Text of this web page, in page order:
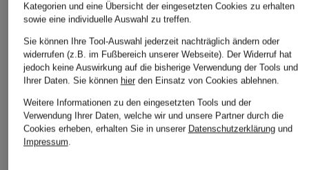
Kategorien und eine Übersicht der eingesetzten Cookies zu erhalten
sowie eine individuelle Auswahl zu treffen.
Sie können Ihre Tool-Auswahl jederzeit nachträglich ändern oder
widerrufen (z.B. im Fußbereich unserer Webseite). Der Widerruf hat
jedoch keine Auswirkung auf die bisherige Verwendung der Tools und
Ihrer Daten. Sie können hierden Einsatz von Cookies ablehnen.
Weitere Informationen zu den eingesetzten Tools und der
Verwendung Ihrer Daten, welche wir und unsere Partner durch die
Cookies erheben, erhalten Sie in unserer Datenschutzerklärungund
Impressum.